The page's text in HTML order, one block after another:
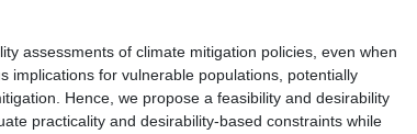
assessments of climate mitigation policies, even when
implications for vulnerable populations, potentially
Hence, we propose a feasibility and desirability
practicality and desirability-based constraints while